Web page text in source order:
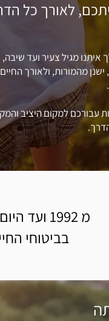
לאורך כל
איתנו מגיל צעיר ועד שיבה,
ישנן מהמורות, ולאורך
עבורכם למקום היציב
מ 1992
בביטוחי